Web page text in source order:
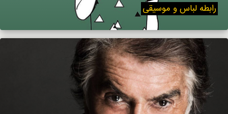
رابطه لباس و موسیقی